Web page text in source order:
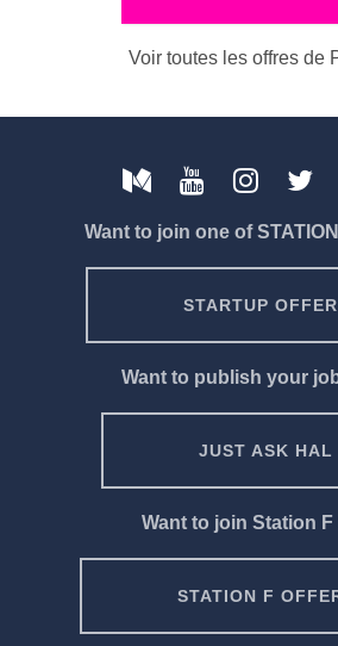
Voir toutes les offres de
Want to join one of
STARTUP
Want to publish your
JUST ASK HAL
Want to join Station F
STATION F